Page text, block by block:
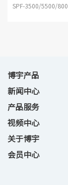
博宇产品
新闻中心
产品服务
视频中心
关于博宇
会员中心